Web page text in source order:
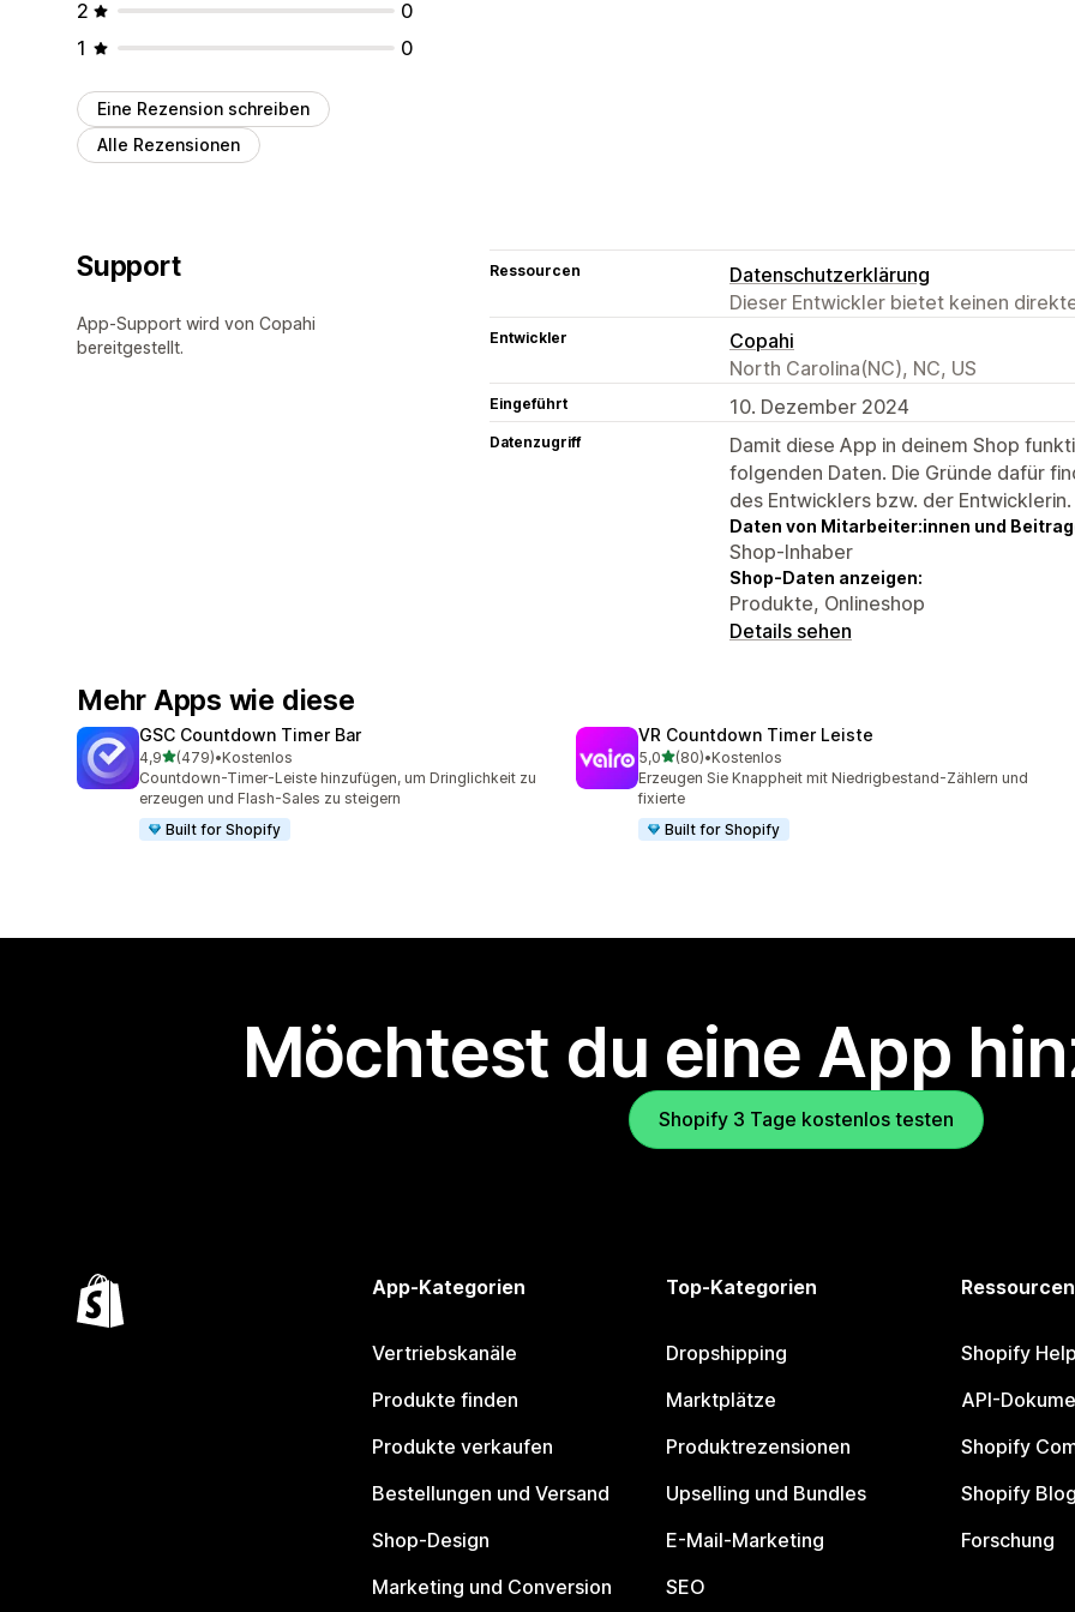
2
0
1
0
Eine Rezension schreiben
Alle Rezensionen
Support
App-Support wird von Copahi
bereitgestellt.
Ressourcen
Datenschutzerklärung
Dieser Entwickler bietet keinen
Entwickler
Copahi
North Carolina(NC), NC, US
Eingeführt 10. Dezember 2024
Datenzugriff
Damit diese App in deinem Shop
folgenden Daten. Die Gründe dafür
des Entwicklers bzw. der Entwicklerin.
Daten von Mitarbeiter:innen und
Shop-Inhaber
Shop-Daten anzeigen:
Produkte, Onlineshop
Details sehen
Mehr Apps wie diese
GSC Countdown Timer Bar
4,9von 5 Sternen
(479)
479 Rezensionen insgesamt
•Kostenlos
Countdown-Timer-Leiste hinzufügen, um Dringlichkeit zu
erzeugen und Flash-Sales zu steigern
Built for Shopify
VR Countdown Timer Leiste
5,0von 5 Sternen
(80)
80 Rezensionen insgesamt
•Kostenlos
Erzeugen Sie Knappheit mit Niedrigbestand-Zählern und
fixierte
Built for Shopify
Möchtest du eine App
Shopify 3 Tage kostenlos testen
App-Kategorien
Vertriebskanäle
Produkte finden
Produkte verkaufen
Bestellungen und Versand
Shop-Design
Marketing und Conversion
Top-Kategorien
Dropshipping
Marktplätze
Produktrezensionen
Upselling und Bundles
E-Mail-Marketing
SEO
Ressourcen
Shopify
API-
Shopify
Shopify Blog
Forschung